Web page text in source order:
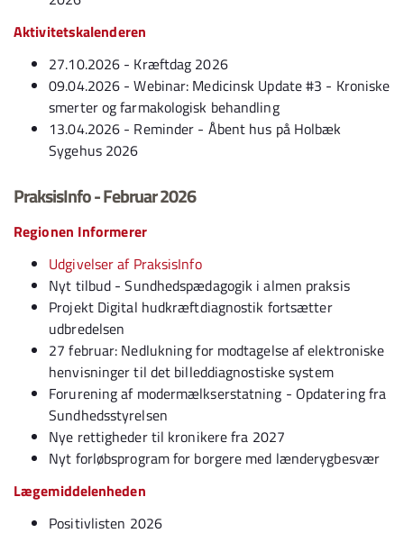
Aktivitetskalenderen
27.10.2026 - Kræftdag 2026
09.04.2026 - Webinar: Medicinsk Update #3 - Kroniske
smerter og farmakologisk behandling
13.04.2026 - Reminder - Åbent hus på Holbæk
Sygehus 2026
PraksisInfo - Februar 2026
Regionen Informerer
Udgivelser af PraksisInfo
Nyt tilbud - Sundhedspædagogik i almen praksis
Projekt Digital hudkræftdiagnostik fortsætter
udbredelsen
27 februar: Nedlukning for modtagelse af elektroniske
henvisninger til det billeddiagnostiske system
Forurening af modermælkserstatning - Opdatering fra
Sundhedsstyrelsen
Nye rettigheder til kronikere fra 2027
Nyt forløbsprogram for borgere med lænderygbesvær
Lægemiddelenheden
Positivlisten 2026